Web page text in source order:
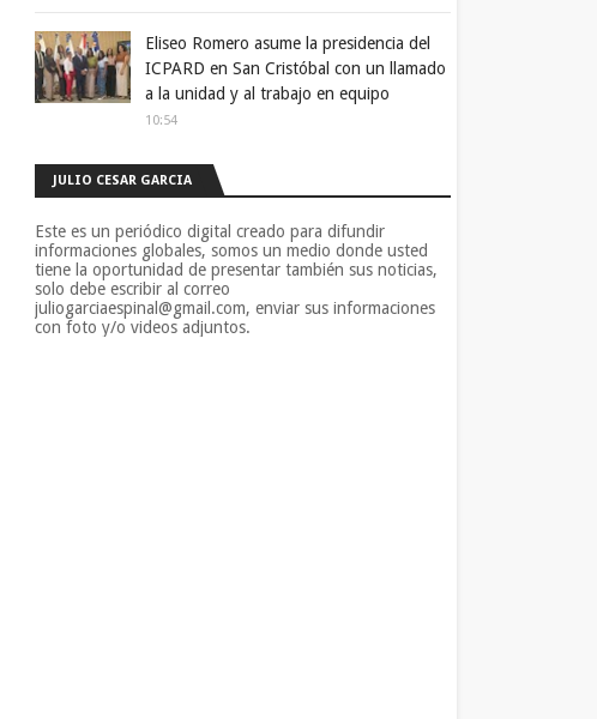
Eliseo Romero asume la presidencia del
ICPARD en San Cristóbal con un llamado
a la unidad y al trabajo en equipo
10:54
JULIO CESAR GARCIA
Este es un periódico digital creado para difundir
informaciones globales, somos un medio donde usted
tiene la oportunidad de presentar también sus noticias,
solo debe escribir al correo
juliogarciaespinal@gmail.com, enviar sus informaciones
con foto y/o videos adjuntos.